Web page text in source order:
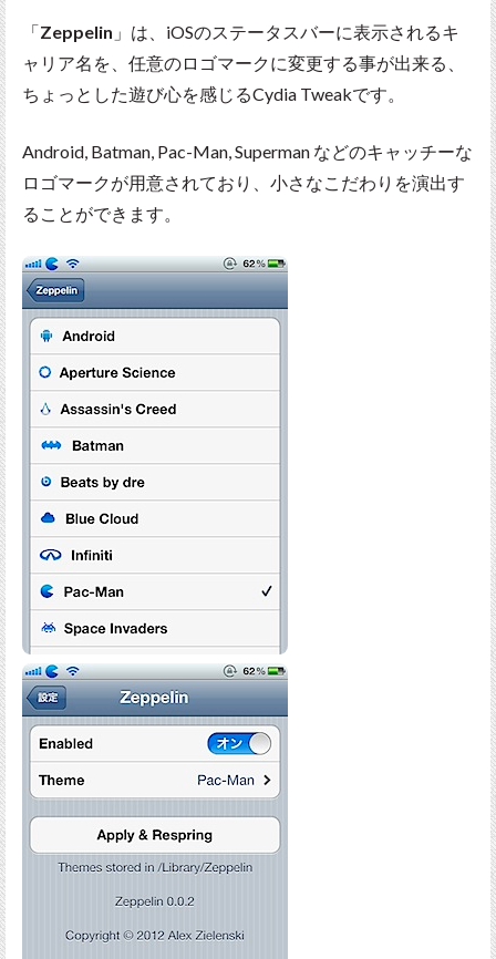
「Zeppelin 」は、iOSのステータスバーに表示されるキ
ャリア名を、任意のロゴマークに変更する事が出来る、
ちょっとした遊び心を感じるCydia Tweakです。
Android, Batman, Pac-Man, Superman などのキャッチーな
ロゴマークが用意されており、小さなこだわりを演出す
ることができます。